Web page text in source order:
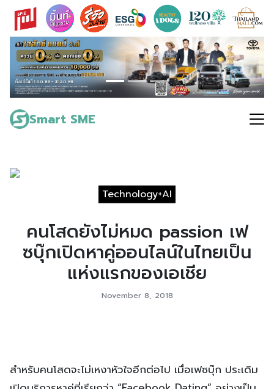
Skip
content
Smart SME
Search
for:
Technology+AI
คนโสดยังไม่หมด passion เฟ
ซบุ๊กเปิดหาคู่ออนไลน์ในไทยเป็น
แห่งแรกของเอเชีย
November 8, 2018
สำหรับคนโสดจะไม่เหงาหัวใจอีกต่อไป เมื่อเฟซบุ๊ก ประเดิม